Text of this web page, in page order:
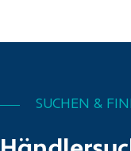
SUCHEN &